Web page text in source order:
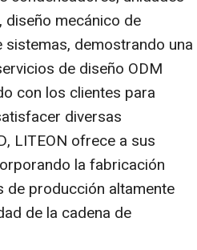
diseño mecánico de
demostrando una
de diseño ODM
con los clientes para
diversas
LITEON ofrece a sus
la fabricación
producción altamente
de la cadena de